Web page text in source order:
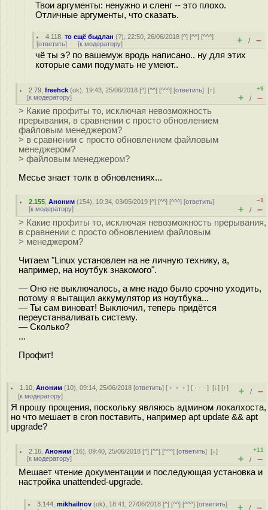
Твои аргументы: ненужно и сленг -- это плохо.
Отличные аргументы, что сказать.
4.118 ,то ещё быдлан (?), 22:50, 26/06/2018 [^] [^^] [^^^]
[ответить] [к модератору] + / –
чё ты э? по вашемуж вродь написано.. ну для этих
которые сами подумать не умеют..
2.79 ,freehck (ok), 19:43, 25/06/2018 [^] [^^] [^^^] [ответить][↑]
[к модератору]
+9
+ / –
> Какие профиты то, исключая невозможность
прерывания, в сравнении с просто обновлением
файловым менеджером?
> в сравнении с просто обновлением файловым
менеджером?
> файловым менеджером?
Месье знает толк в обновлениях...
2.155 ,Аноним (154), 10:34, 03/05/2019 [^] [^^] [^^^] [ответить]
[к модератору]
–1
+ / –
> Какие профиты то, исключая невозможность прерывания,
в сравнении с просто обновлением файловым
> менеджером?
Читаем "Linux установлен на не личную технику, а,
например, на ноутбук знакомого".
— Оно не выключалось, а мне надо было срочно уходить,
потому я вытащил аккумулятор из ноутбука...
— Ты сам виноват! Выключил, теперь придётся
переустанваливать систему.
— Сколько?
...
Профит!
1.10 ,Аноним (10), 09:14, 25/06/2018 [ответить] [ ﹢﹢﹢] [ · · ·][↓] [↑]
[к модератору] + / –
Я прошу прощения, поскольку являюсь админом локалхоста,
но что мешает в cron поставить, например apt update && apt
upgrade?
2.16 ,Аноним (16), 09:40, 25/06/2018 [^] [^^] [^^^] [ответить][↓]
[к модератору]
+11
+ / –
Мешает чтение документации и последующая установка и
настройка unattended-upgrade.
3.144 ,mikhailnov (ok), 18:41, 27/06/2018 [^] [^^] [^^^] [ответить]
+ / –